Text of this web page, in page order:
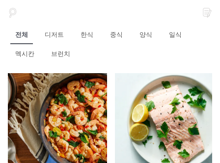
전체 디저트 한식 중식 양식 일식
멕시칸 브런치